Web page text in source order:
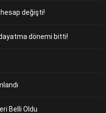
değişti!
dönemi bitti!
Belli Oldu